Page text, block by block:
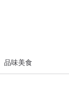
品味美食